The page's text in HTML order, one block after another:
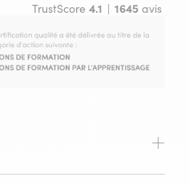
TrustScore 4.1 1645 avis